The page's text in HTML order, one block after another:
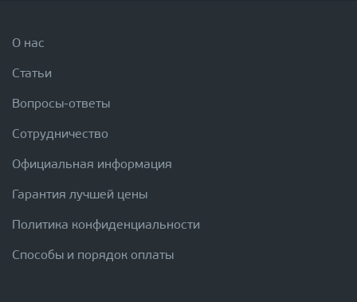
О нас
Статьи
Вопросы-ответы
Сотрудничество
Официальная информация
Гарантия лучшей цены
Политика конфиденциальности
Способы и порядок оплаты